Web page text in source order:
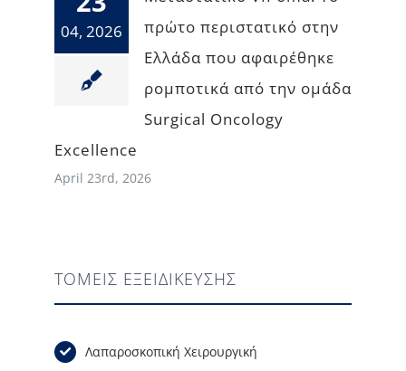
04, 2026
πρώτο περιστατικό στην
Ελλάδα που αφαιρέθηκε
ρομποτικά από την ομάδα
Surgical Oncology
Excellence
April 23rd, 2026
ΤΟΜΕΙΣ ΕΞΕΙΔΙΚΕΥΣΗΣ
Λαπαροσκοπική Χειρουργική